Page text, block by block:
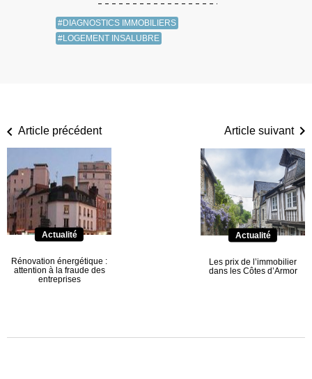
#DIAGNOSTICS IMMOBILIERS
#LOGEMENT INSALUBRE
Article précédent
Actualité
Rénovation énergétique :
attention à la fraude des
entreprises
Article suivant
Actualité
Les prix de l’immobilier
dans les Côtes d’Armor